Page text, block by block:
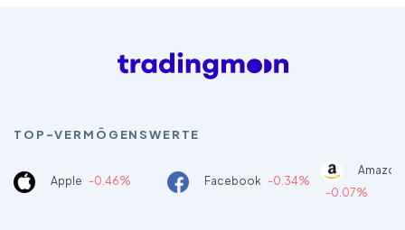
TOP-VERMÖGENSWERTE
Apple -0.46% Facebook -0.34%
-0.07%